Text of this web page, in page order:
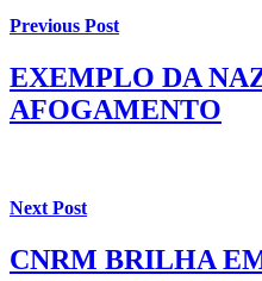
Previous Post
EXEMPLO DA
AFOGAMENTO
Next Post
CNRM BRILHA